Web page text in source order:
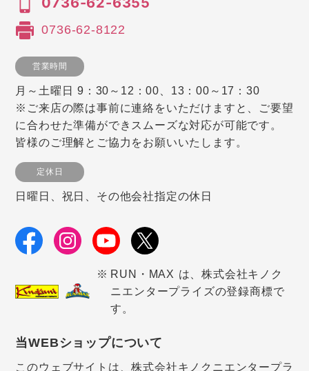
0736-62-8122
営業時間
月～土曜日 9：30～12：00、13：00～17：30
※ご来店の際は事前に連絡をいただけますと、ご要望
に合わせた準備ができスムーズな対応が可能です。
皆様のご理解とご協力をお願いいたします。
定休日
日曜日、祝日、その他会社指定の休日
RUN・MAX は、株式会社キノク
ニエンタープライズの登録商標で
す。
当WEBショップについて
このウェブサイトは、株式会社キノクニエンタープラ